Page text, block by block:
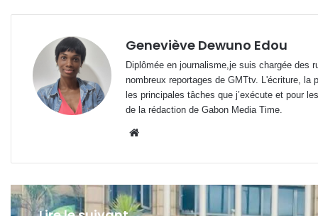
Geneviève Dewuno Edou
Diplômée en journalisme,je suis chargée des
nombreux reportages de GMTtv. L'écriture,
les principales tâches que j’exécute et pour
de la rédaction de Gabon Media Time.